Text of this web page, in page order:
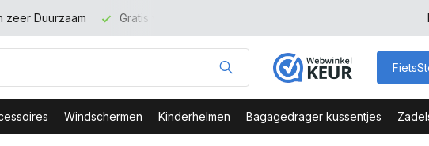
NL vanaf 100 euro
Windschermen Kinderhelmen Bagagedrager kussentjes